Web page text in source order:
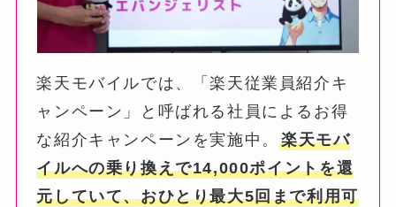
楽天モバイルでは、「楽天従業員紹介キ
ャンペーン」と呼ばれる社員によるお得
な紹介キャンペーンを実施中。 楽天モバ
イルへの乗り換えで14,000ポイントを還
元していて、おひとり最大5回まで利用可